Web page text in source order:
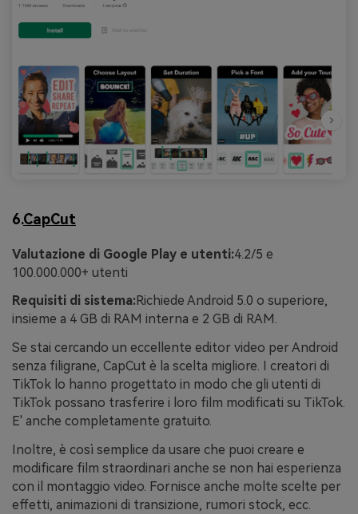
6.CapCut
Valutazione di Google Play e utenti:4.2/5 e
100.000.000+ utenti
Requisiti di sistema:Richiede Android 5.0 o superiore,
insieme a 4 GB di RAM interna e 2 GB di RAM.
Se stai cercando un eccellente editor video per Android
senza filigrane, CapCut è la scelta migliore. I creatori di
TikTok lo hanno progettato in modo che gli utenti di
TikTok possano trasferire i loro film modificati su TikTok.
E' anche completamente gratuito.
Inoltre, è così semplice da usare che puoi creare e
modificare film straordinari anche se non hai esperienza
con il montaggio video. Fornisce anche molte scelte per
effetti, animazioni di transizione, rumori stock, ecc.